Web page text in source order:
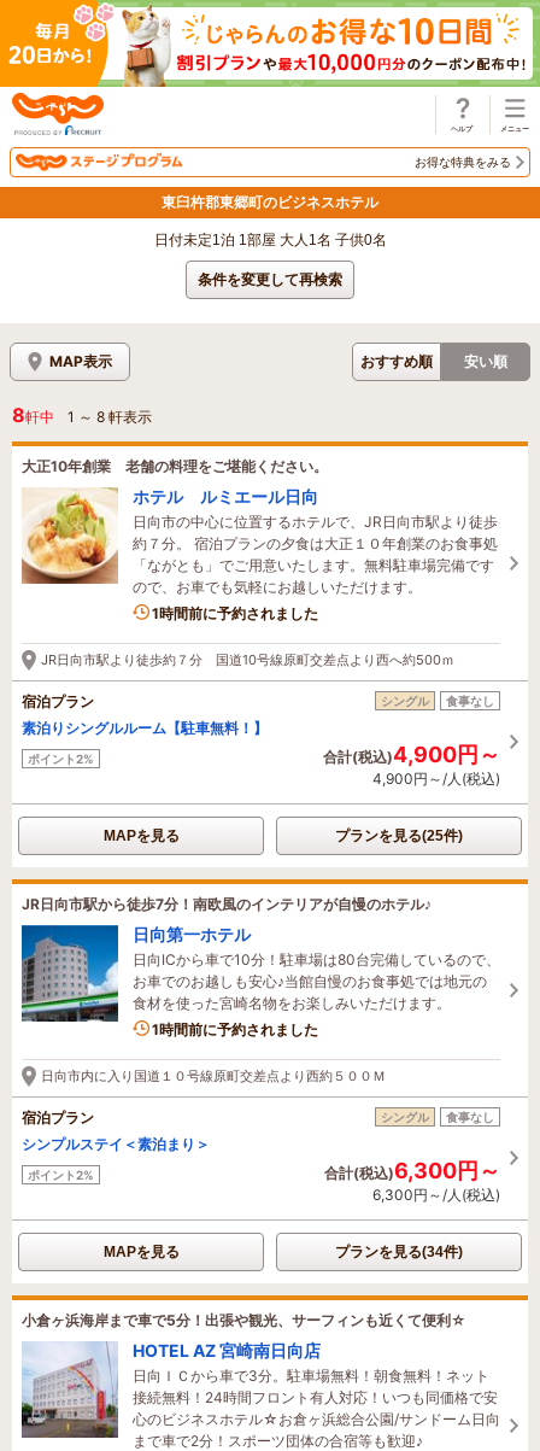
お得な特典をみる
東臼杵郡東郷町のビジネスホテル
日付未定1泊 1部屋 大人1名 子供0名
条件を変更して再検索
MAP表示 おすすめ順 安い順
8軒中 1 ～ 8 軒表示
大正10年創業 老舗の料理をご堪能ください。
ホテル ルミエール日向
日向市の中心に位置するホテルで、JR日向市駅より徒歩
約７分。 宿泊プランの夕食は大正１０年創業のお食事処
「ながとも」でご用意いたします。無料駐車場完備です
ので、お車でも気軽にお越しいただけます。
1時間前に予約されました
JR日向市駅より徒歩約７分 国道10号線原町交差点より西へ約500ｍ
宿泊プラン シングル 食事なし
素泊りシングルルーム【駐車無料！】
ポイント2% 合計(税込)4,900円～
4,900円～/人(税込)
MAPを見る プランを見る(25件)
JR日向市駅から徒歩7分！南欧風のインテリアが自慢のホテル♪
日向第一ホテル
日向ICから車で10分！駐車場は80台完備しているので、
お車でのお越しも安心♪当館自慢のお食事処では地元の
食材を使った宮崎名物をお楽しみいただけます。
1時間前に予約されました
日向市内に入り国道１０号線原町交差点より西約５００Ｍ
宿泊プラン シングル 食事なし
シンプルステイ＜素泊まり＞
ポイント2% 合計(税込)6,300円～
6,300円～/人(税込)
MAPを見る プランを見る(34件)
小倉ヶ浜海岸まで車で5分！出張や観光、サーフィンも近くて便利☆
HOTEL AZ 宮崎南日向店
日向ＩＣから車で3分。駐車場無料！朝食無料！ネット
接続無料！24時間フロント有人対応！いつも同価格で安
心のビジネスホテル☆お倉ヶ浜総合公園/サンドーム日向
まで車で2分！スポーツ団体の合宿等も歓迎♪